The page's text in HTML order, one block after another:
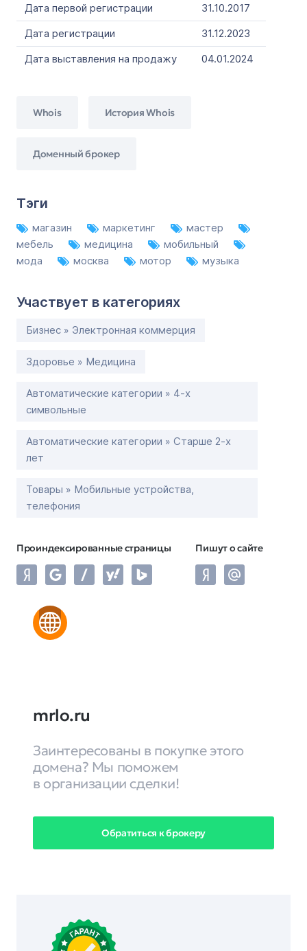
Дата первой регистрации
31.10.2017
Дата регистрации
31.12.2023
Дата выставления на продажу
04.01.2024
Whois История Whois
Доменный брокер
Тэги
магазин маркетинг
мастер
мебель
медицина
мобильный
мода
москва мотор музыка
Участвует в категориях
Бизнес » Электронная коммерция
Здоровье » Медицина
Автоматические категории » 4-х
символьные
Автоматические категории » Старше 2-х
лет
Товары » Мобильные устройства,
телефония
Проиндексированные страницы Пишут о сайте
mrlo.ru
Заинтересованы в покупке этого
домена? Мы поможем
в организации сделки!
Обратиться к брокеру